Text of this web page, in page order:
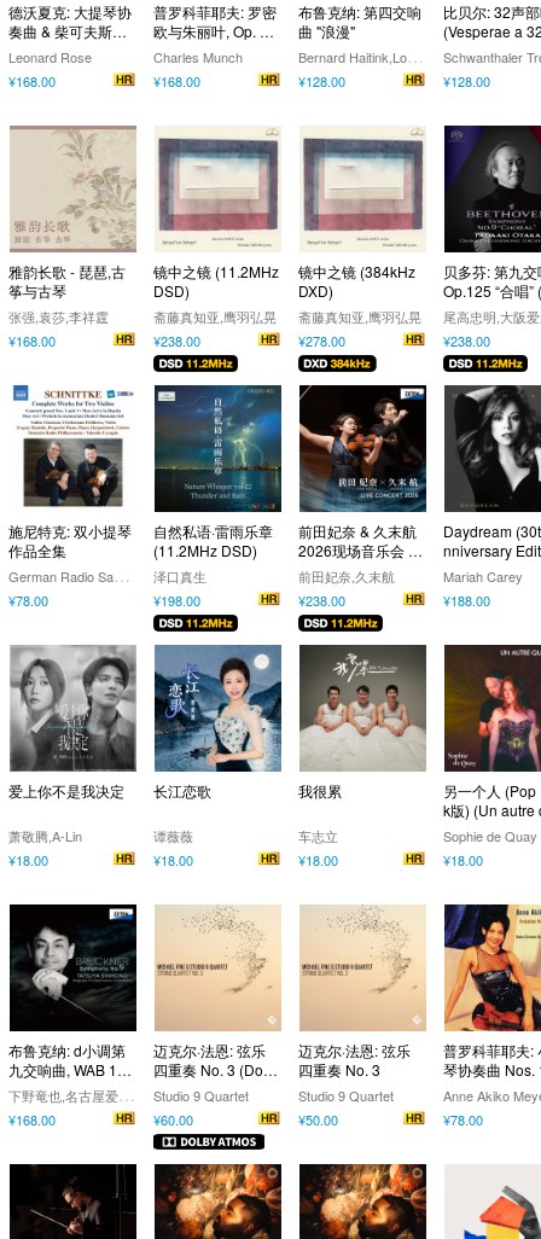
德沃夏克: 大提琴协
奏曲 & 柴可夫斯基:
洛可可主题变奏曲
(Remastered)
Leonard Rose
¥168.00
普罗科菲耶夫: 罗密
欧与朱丽叶, Op. 64
(Excerpts)
Charles Munch
¥168.00
布鲁克纳: 第四交响
曲 "浪漫"
B
ernard Haitink,London Symphony Orchestra
¥128.00
比贝尔: 32声
(Vesperae a
¥128.00
雅韵长歌 - 琵琶,古
筝与古琴
张强,袁莎,李祥霆
¥168.00
镜中之镜 (11.2MHz
DSD)
斋藤真知亚,鹰羽弘晃
¥238.00
镜中之镜 (384kHz
DXD)
斋藤真知亚,鹰羽弘晃
¥278.00
贝多芬: 第九
Op.125 “合唱”
2MHz DSD)
¥238.00
施尼特克: 双小提琴
作品全集
G
erman Radio Saarbrücken-Kaiserslautern Philharmonic Orchestra,Valentin Uryupin,Evgeny Sinaiski,Vadim Gluzman,Friedemann Eichhorn
¥78.00
自然私语·雷雨乐章
(11.2MHz DSD)
泽口真生
¥198.00
前田妃奈 & 久末航
2026现场音乐会 (1
1.2MHz DSD)
前田妃奈,久末航
¥238.00
Daydream
nniversary
Mariah Carey
¥188.00
爱上你不是我决定
萧敬腾,A-Lin
¥18.00
长江恋歌
谭薇薇
¥18.00
我很累
车志立
¥18.00
另一个人 (Pop
k版) (Un autre
qu'un)
Sophie de Quay
¥18.00
布鲁克纳: d小调第
九交响曲, WAB 109
(原典版)
下
野竜也,名古屋爱乐交响乐团
¥168.00
迈克尔·法恩: 弦乐
四重奏 No. 3 (Dolb
y Atmos)
Studio 9 Quartet
¥60.00
迈克尔·法恩: 弦乐
四重奏 No. 3
Studio 9 Quartet
¥50.00
普罗科菲耶夫:
琴协奏曲 Nos.
2; 五首旋律
Anne Akiko
¥78.00